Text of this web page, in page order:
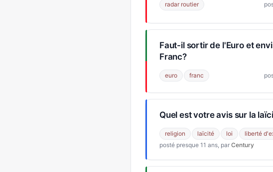
radar routier
Faut-il sortir de l'Euro et
Franc?
euro franc
Quel est votre avis sur la
religion laïcité loi liberté
posté presque 11 ans, par Century